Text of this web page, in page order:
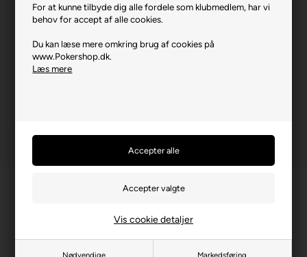
For at kunne tilbyde dig alle fordele som klubmedlem, har vi
behov for accept af alle cookies.
Du kan læse mere omkring brug af cookies på
www.Pokershop.dk.
Læs mere
Nødvendige Markedsføring
Vis cookie detaljer
Bicycle Pan Am Collector (Double Deck).
Varenr.: 0624-10041640